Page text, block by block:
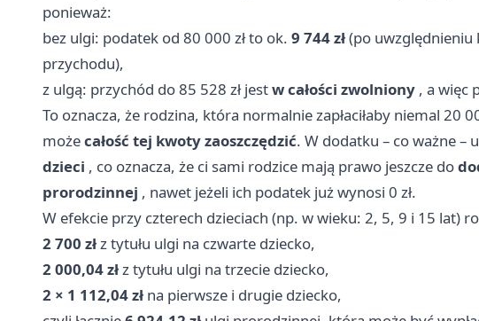
ponieważ:
bez ulgi: podatek od 80 000 zł to ok. 9 744 zł(po uwzględnieniu
przychodu),
z ulgą: przychód do 85 528 zł jestw całości zwolniony , a więc
To oznacza, że rodzina, która normalnie zapłaciłaby niemal 20
możecałość tej kwoty zaoszczędzić. W dodatku – co ważne –
dzieci , co oznacza, że ci sami rodzice mają prawo jeszcze do
prorodzinnej , nawet jeżeli ich podatek już wynosi 0 zł.
W efekcie przy czterech dzieciach (np. w wieku: 2, 5, 9 i 15 lat)
2 700 zł z tytułu ulgi na czwarte dziecko,
2 000,04 zł z tytułu ulgi na trzecie dziecko,
2 × 1 112,04 zł na pierwsze i drugie dziecko,